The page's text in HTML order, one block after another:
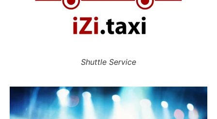
Shuttle Service